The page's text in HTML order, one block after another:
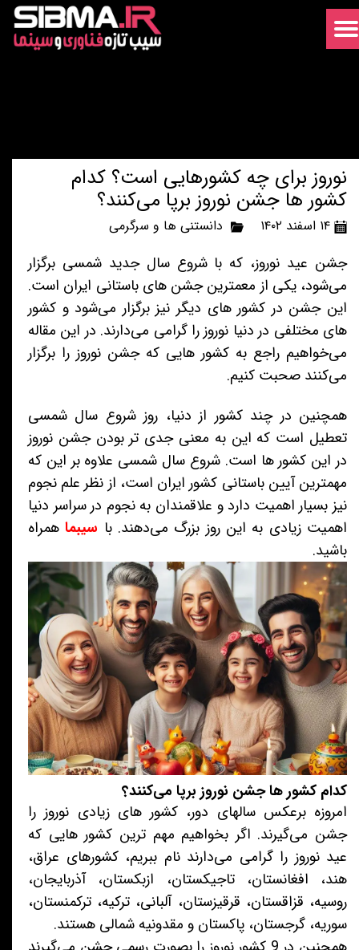
نوروز برای چه کشورهایی است؟ کدام
کشور ها جشن نوروز برپا می‌کنند؟
۱۴ اسفند ۱۴۰۲ دانستنی ها و سرگرمی
جشن عید نوروز، که با شروع سال جدید شمسی برگزار
می‌شود، یکی از معمترین جشن های باستانی ایران است.
این جشن در کشور های دیگر نیز برگزار می‌شود و کشور
های مختلفی در دنیا نوروز را گرامی می‌دارند. در این مقاله
می‌خواهیم راجع به کشور هایی که جشن نوروز را برگزار
می‌کنند صحبت کنیم.
همچنین در چند کشور از دنیا، روز شروع سال شمسی
تعطیل است که این به معنی جدی تر بودن جشن نوروز
در این کشور ها است. شروع سال شمسی علاوه بر این که
مهمترین آیین باستانی کشور ایران است، از نظر علم نجوم
نیز بسیار اهمیت دارد و علاقمندان به نجوم در سراسر دنیا
اهمیت زیادی به این روز بزرگ می‌دهند. با سیبما همراه
باشید.
کدام کشور ها جشن نوروز برپا می‌کنند؟
امروزه برعکس سالهای دور، کشور های زیادی نوروز را
جشن می‌گیرند. اگر بخواهیم مهم ترین کشور هایی که
عید نوروز را گرامی می‌دارند نام ببریم، کشورهای عراق،
هند، افغانستان، تاجیکستان، ازبکستان، آذربایجان،
روسیه، قزاقستان، قرقیزستان، آلبانی، ترکیه، ترکمنستان،
سوریه، گرجستان، پاکستان و مقدونیه شمالی هستند.